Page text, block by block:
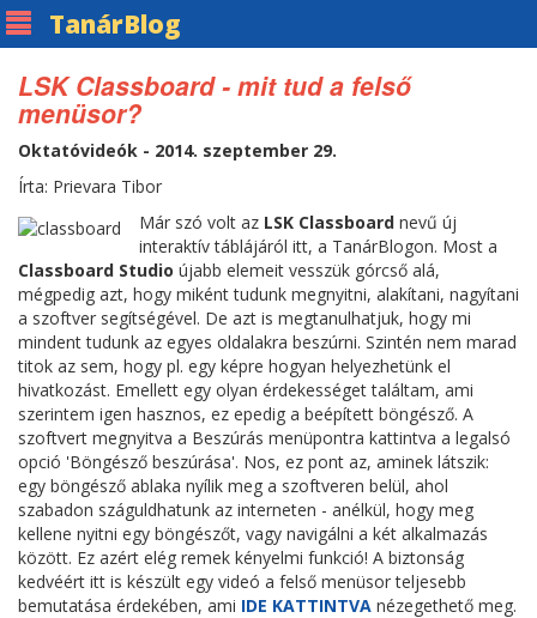
TanárBlog
LSK Classboard - mit tud a felső
menüsor?
Oktatóvideók - 2014. szeptember 29.
Írta: Prievara Tibor
Már szó volt az LSK Classboard nevű új
interaktív táblájáról itt, a TanárBlogon. Most a
Classboard Studio újabb elemeit vesszük górcső alá,
mégpedig azt, hogy miként tudunk megnyitni, alakítani, nagyítani
a szoftver segítségével. De azt is megtanulhatjuk, hogy mi
mindent tudunk az egyes oldalakra beszúrni. Szintén nem marad
titok az sem, hogy pl. egy képre hogyan helyezhetünk el
hivatkozást. Emellett egy olyan érdekességet találtam, ami
szerintem igen hasznos, ez epedig a beépített böngésző. A
szoftvert megnyitva a Beszúrás menüpontra kattintva a legalsó
opció 'Böngésző beszúrása'. Nos, ez pont az, aminek látszik:
egy böngésző ablaka nyílik meg a szoftveren belül, ahol
szabadon száguldhatunk az interneten - anélkül, hogy meg
kellene nyitni egy böngészőt, vagy navigálni a két alkalmazás
között. Ez azért elég remek kényelmi funkció! A biztonság
kedvéért itt is készült egy videó a felső menüsor teljesebb
bemutatása érdekében, ami IDE KATTINTVA nézegethető meg.